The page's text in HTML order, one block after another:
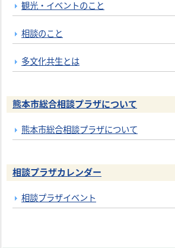
観光・イベントのこと
相談のこと
多文化共生とは
熊本市総合相談プラザについて
熊本市総合相談プラザについて
相談プラザカレンダー
相談プラザイベント